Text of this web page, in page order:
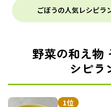
ごぼうの人気レシピラ
野菜の和え物
シピラ
1位